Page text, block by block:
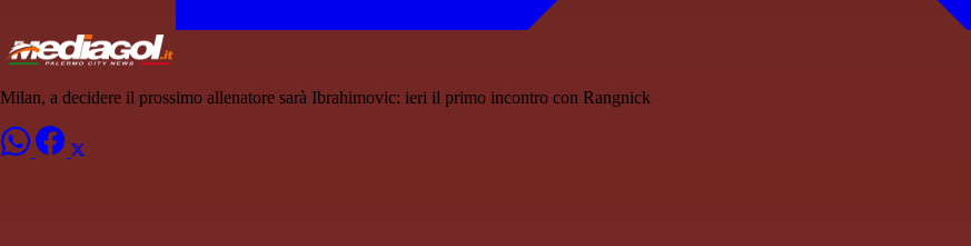
Milan, a decidere il prossimo allenatore sarà Ibrahimovic: ieri il primo incontro con Rangnick